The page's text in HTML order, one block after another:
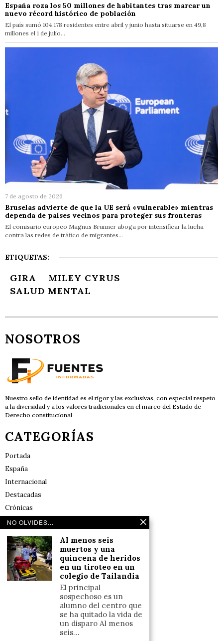
España roza los 50 millones de habitantes tras marcar un
nuevo récord histórico de población
El país sumó 104.178 residentes entre abril y junio hasta situarse en 49,8
millones el 1 de julio…
7 de agosto de 2026
Bruselas advierte de que la UE será «vulnerable» mientras
dependa de países vecinos para proteger sus fronteras
El comisario europeo Magnus Brunner aboga por intensificar la lucha
contra las redes de tráfico de migrantes…
ETIQUETAS:
GIRA
MILEY CYRUS
SALUD MENTAL
NOSOTROS
Nuestro sello de identidad es el rigor y las exclusivas, con especial respeto
a la diversidad y a los valores tradicionales en el marco del Estado de
Derecho constitucional
CATEGORÍAS
Portada
España
Internacional
Destacadas
Crónicas
Noticias de deportes en España
Reflexiones
LINKS
Política de cookies (UE)
Términos y condiciones
NO OLVIDES...
Al menos seis
muertos y una
quincena de heridos
en un tiroteo en un
colegio de Tailandia
El principal
sospechoso es un
alumno del centro que
se ha quitado la vida de
un disparo Al menos
seis…